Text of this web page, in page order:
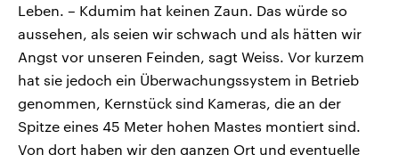
Leben. – Kdumim hat keinen Zaun. Das würde so
aussehen, als seien wir schwach und als hätten wir
Angst vor unseren Feinden, sagt Weiss. Vor kurzem
hat sie jedoch ein Überwachungssystem in Betrieb
genommen, Kernstück sind Kameras, die an der
Spitze eines 45 Meter hohen Mastes montiert sind.
Von dort haben wir den ganzen Ort und eventuelle